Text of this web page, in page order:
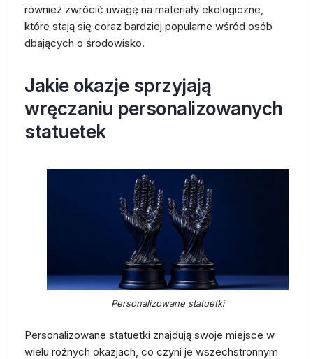
również zwrócić uwagę na materiały ekologiczne,
które stają się coraz bardziej popularne wśród osób
dbających o środowisko.
Jakie okazje sprzyjają
wręczaniu personalizowanych
statuetek
Personalizowane statuetki
Personalizowane statuetki znajdują swoje miejsce w
wielu różnych okazjach, co czyni je wszechstronnym